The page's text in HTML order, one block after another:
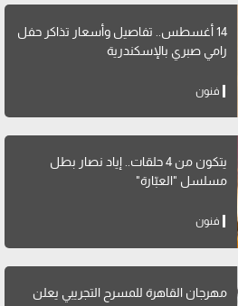
14 أغسطس.. تفاصيل وأسعار تذاكر حفل
رامي صبري بالإسكندرية
فنون
يتكون من 4 حلقات.. إياد نصار بطل
مسلسل "العبّارة"
فنون
مهرجان القاهرة للمسرح التجريبي يعلن